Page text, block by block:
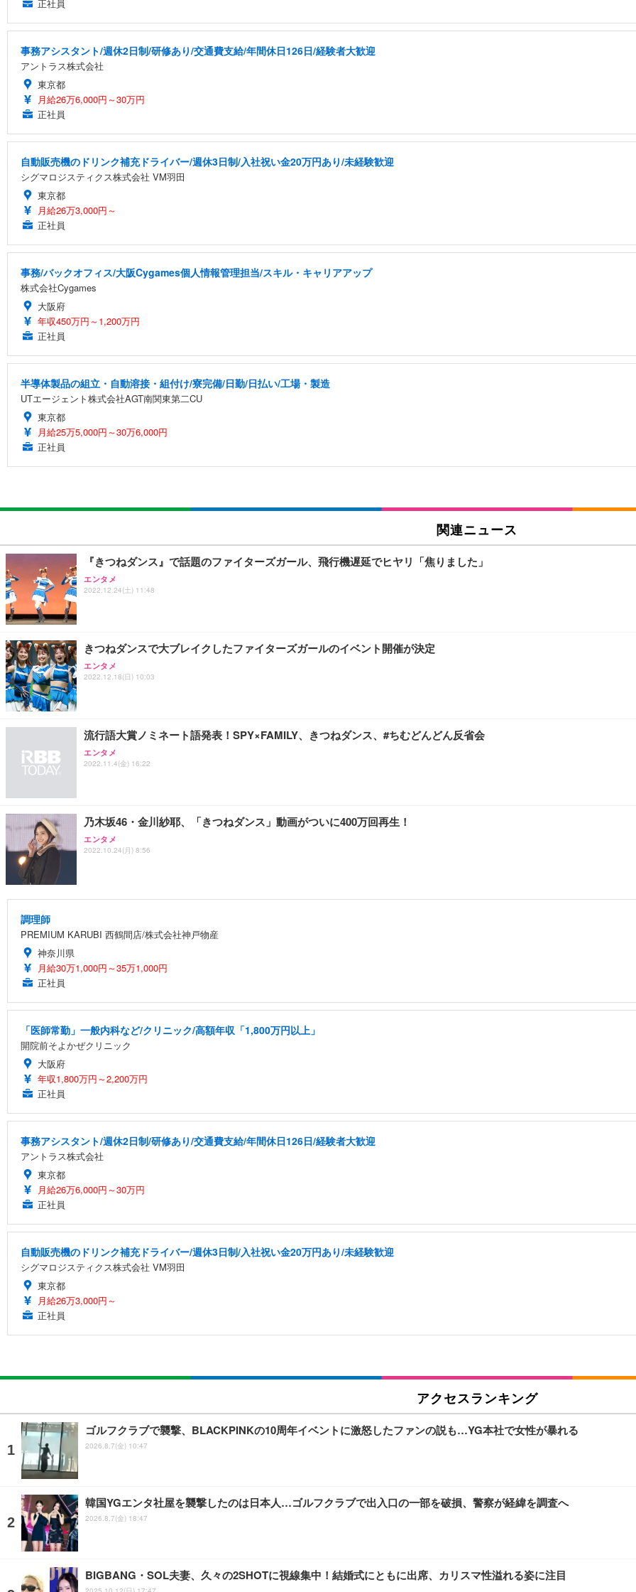
正社員
事務アシスタント/週休2日制/研修あり/交通費支給/年間休日126日/経験者大歓迎
アントラス株式会社
東京都
月給26万6,000円～30万円
正社員
自動販売機のドリンク補充ドライバー/週休3日制/入社祝い金20万円あり/未経験歓迎
シグマロジスティクス株式会社 VM羽田
東京都
月給26万3,000円～
正社員
事務/バックオフィス/大阪Cygames個人情報管理担当/スキル・キャリアアップ
株式会社Cygames
大阪府
年収450万円～1,200万円
正社員
半導体製品の組立・自動溶接・組付け/寮完備/日勤/日払い/工場・製造
UTエージェント株式会社AGT南関東第二CU
東京都
月給25万5,000円～30万6,000円
正社員
関連ニュース
『きつねダンス』で話題のファイターズガール、飛行機遅延でヒヤリ「焦りました」
エンタメ
2022.12.24(土) 11:48
きつねダンスで大ブレイクしたファイターズガールのイベント開催が決定
エンタメ
2022.12.18(日) 10:03
流行語大賞ノミネート語発表！SPY×FAMILY、きつねダンス、#ちむどんどん反省会
エンタメ
2022.11.4(金) 16:22
乃木坂46・金川紗耶、「きつねダンス」動画がついに400万回再生！
エンタメ
2022.10.24(月) 8:56
調理師
PREMIUM KARUBI 西鶴間店/株式会社神戸物産
神奈川県
月給30万1,000円～35万1,000円
正社員
「医師常勤」一般内科など/クリニック/高額年収「1,800万円以上」
開院前そよかぜクリニック
大阪府
年収1,800万円～2,200万円
正社員
事務アシスタント/週休2日制/研修あり/交通費支給/年間休日126日/経験者大歓迎
アントラス株式会社
東京都
月給26万6,000円～30万円
正社員
自動販売機のドリンク補充ドライバー/週休3日制/入社祝い金20万円あり/未経験歓迎
シグマロジスティクス株式会社 VM羽田
東京都
月給26万3,000円～
正社員
アクセスランキング
ゴルフクラブで襲撃、BLACKPINKの10周年イベントに激怒したファンの説も…YG本社で女性が暴れる
2026.8.7(金) 10:47
韓国YGエンタ社屋を襲撃したのは日本人…ゴルフクラブで出入口の一部を破損、警察が経緯を調査へ
2026.8.7(金) 18:47
BIGBANG・SOL夫妻、久々の2SHOTに視線集中！結婚式にともに出席、カリスマ性溢れる姿に注目